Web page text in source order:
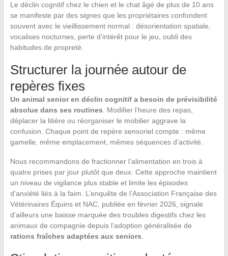
Le déclin cognitif chez le chien et le chat âgé de plus de 10 ans
se manifeste par des signes que les propriétaires confondent
souvent avec le vieillissement normal : désorientation spatiale,
vocalises nocturnes, perte d’intérêt pour le jeu, oubli des
habitudes de propreté.
Structurer la journée autour de
repères fixes
Un animal senior en déclin cognitif a besoin de prévisibilité
absolue dans ses routines. Modifier l’heure des repas,
déplacer la litière ou réorganiser le mobilier aggrave la
confusion. Chaque point de repère sensoriel compte : même
gamelle, même emplacement, mêmes séquences d’activité.
Nous recommandons de fractionner l’alimentation en trois à
quatre prises par jour plutôt que deux. Cette approche maintient
un niveau de vigilance plus stable et limite les épisodes
d’anxiété liés à la faim. L’enquête de l’Association Française des
Vétérinaires Équins et NAC, publiée en février 2026, signale
d’ailleurs une baisse marquée des troubles digestifs chez les
animaux de compagnie depuis l’adoption généralisée de
rations fraîches adaptées aux seniors.